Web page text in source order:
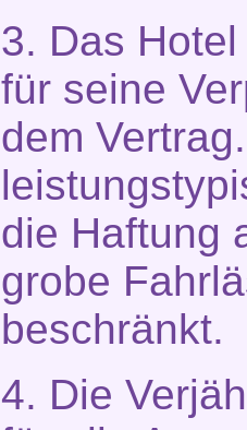
3. Das
für seine
dem
die Haftung
grobe
beschränkt.
4. Die